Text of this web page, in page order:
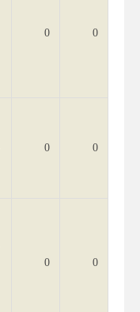
0 0
0 0
0 0